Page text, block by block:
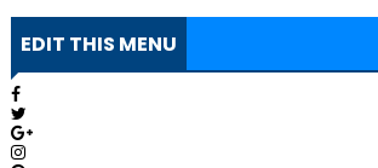
EDIT THIS MENU